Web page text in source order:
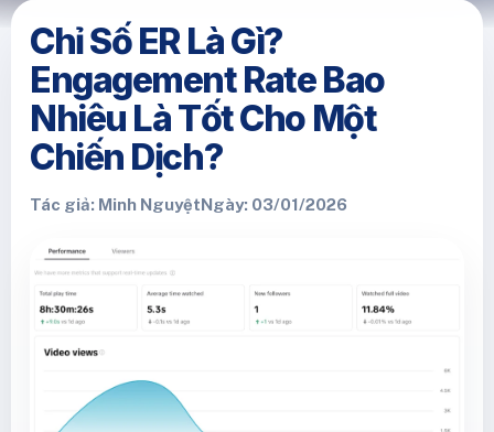
Chỉ Số ER Là Gì?
Engagement Rate Bao
Nhiêu Là Tốt Cho Một
Chiến Dịch?
Tác giả: Minh NguyệtNgày: 03/01/2026